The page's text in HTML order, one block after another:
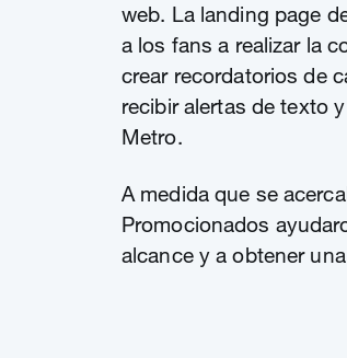
web. La landing page
a los fans a realizar la
crear recordatorios de
recibir alertas de texto
Metro.
A medida que se
Promocionados
alcance y a obtener